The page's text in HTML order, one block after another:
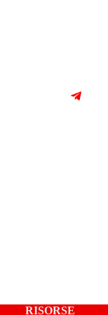
RISORSE